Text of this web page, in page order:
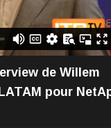
de Willem
pour